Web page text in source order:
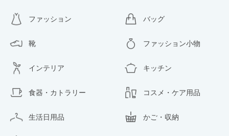
ファッション バッグ
靴 ファッション小物
インテリア キッチン
食器・カトラリー コスメ・ケア用品
生活日用品 かご・収納